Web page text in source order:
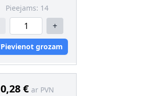
Pieejams: 14
+
Pievienot grozam
0,28 € ar PVN